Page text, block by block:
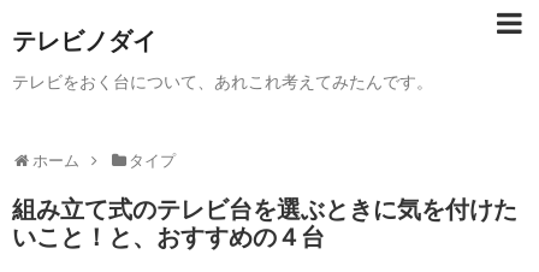
テレビノダイ
テレビをおく台について、あれこれ考えてみたんです。
ホーム タイプ
組み立て式のテレビ台を選ぶときに気を付けた
いこと！と、おすすめの４台